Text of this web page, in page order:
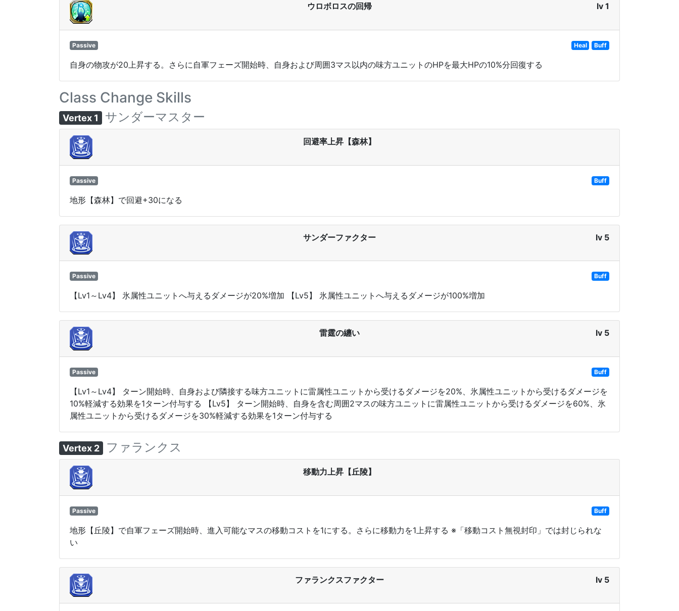
ウロボロスの回帰 lv 1
Passive Heal Buff
自身の物攻が20上昇する。さらに自軍フェーズ開始時、自身および周囲3マス以内の味方ユニットのHPを最大HPの10%分回復する
Class Change Skills
Vertex 1 サンダーマスター
回避率上昇【森林】
Passive Buff
地形【森林】で回避+30になる
サンダーファクター lv 5
Passive Buff
【Lv1～Lv4】 氷属性ユニットへ与えるダメージが20%増加 【Lv5】 氷属性ユニットへ与えるダメージが100%増加
雷霆の纏い lv 5
Passive Buff
【Lv1～Lv4】 ターン開始時、自身および隣接する味方ユニットに雷属性ユニットから受けるダメージを20%、氷属性ユニットから受けるダメージを
10%軽減する効果を1ターン付与する 【Lv5】 ターン開始時、自身を含む周囲2マスの味方ユニットに雷属性ユニットから受けるダメージを60%、氷
属性ユニットから受けるダメージを30%軽減する効果を1ターン付与する
Vertex 2 ファランクス
移動力上昇【丘陵】
Passive Buff
地形【丘陵】で自軍フェーズ開始時、進入可能なマスの移動コストを1にする。さらに移動力を1上昇する ※「移動コスト無視封印」では封じられな
い
ファランクスファクター lv 5